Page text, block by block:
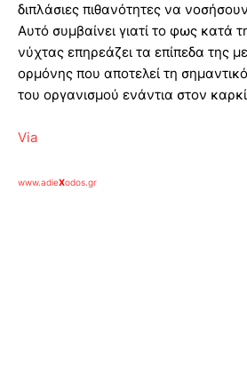
διπλάσιες πιθανότητες να
Αυτό συμβαίνει γιατί το φως κατά
νύχτας επηρεάζει τα επίπεδα της
ορμόνης που αποτελεί τη
του οργανισμού ενάντια στον
Via
www.adieXodos.gr